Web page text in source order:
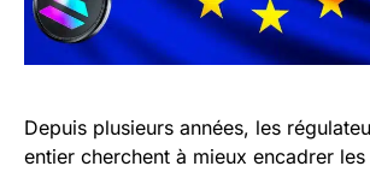
Depuis plusieurs années, les
entier cherchent à mieux encadrer les